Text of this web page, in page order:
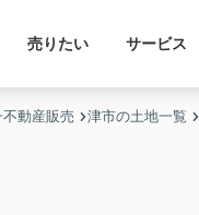
売りたい サービス
動産販売 津市の土地一覧